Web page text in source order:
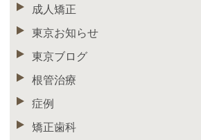
成人矯正
東京お知らせ
東京ブログ
根管治療
症例
矯正歯科